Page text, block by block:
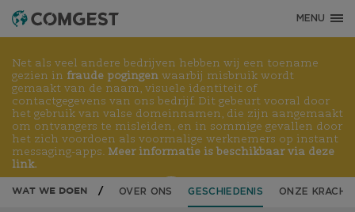
MENU
WAT WE DOEN OVER ONS GESCHIEDENIS ONZE KRACHT
Net als veel andere bedrijven hebben wij een toename
gezien in fraude pogingen waarbij misbruik wordt
gemaakt van de naam, visuele identiteit of
contactgegevens van ons bedrijf. Dit gebeurt vooral door
het gebruik van valse domeinnamen, die zijn aangemaakt
om ontvangers te misleiden, en in sommige gevallen door
het zich voordoen als voormalige werknemers op instant
messaging-apps. Meer informatie is beschikbaar via deze
link.